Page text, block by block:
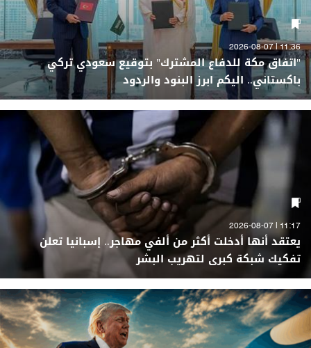
11:36 | 2026-08-07
"اتفاق مكة للدفاع المشترك" بتوقيع سعودي تركي
باكستاني.. اليكم ابرز البنود والردود
11:17 | 2026-08-07
يعتقد أنها أدخلت أكثر من ألفي مهاجر.. إسبانيا تعلن
تفكيك شبكة كبرى لتهريب البشر